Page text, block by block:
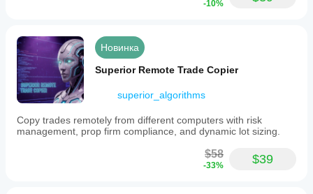
Для любой другой информации смотрите мой
-10%
Новинка
Superior Remote Trade Copier
superior_algorithms
Copy trades remotely from different computers with risk
management, prop firm compliance, and dynamic lot sizing.
$58
-33% $39